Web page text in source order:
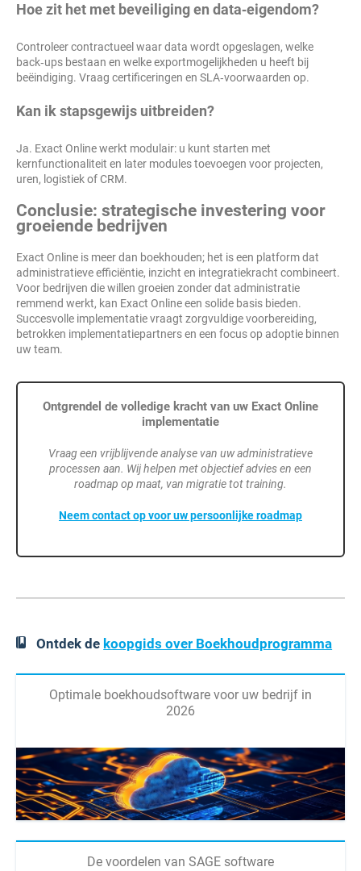
Hoe zit het met beveiliging en data‑eigendom?
Controleer contractueel waar data wordt opgeslagen, welke
back‑ups bestaan en welke exportmogelijkheden u heeft bij
beëindiging. Vraag certificeringen en SLA‑voorwaarden op.
Kan ik stapsgewijs uitbreiden?
Ja. Exact Online werkt modulair: u kunt starten met
kernfunctionaliteit en later modules toevoegen voor projecten,
uren, logistiek of CRM.
Conclusie: strategische investering voor
groeiende bedrijven
Exact Online is meer dan boekhouden; het is een platform dat
administratieve efficiëntie, inzicht en integratiekracht combineert.
Voor bedrijven die willen groeien zonder dat administratie
remmend werkt, kan Exact Online een solide basis bieden.
Succesvolle implementatie vraagt zorgvuldige voorbereiding,
betrokken implementatiepartners en een focus op adoptie binnen
uw team.
Ontgrendel de volledige kracht van uw Exact Online
implementatie
Vraag een vrijblijvende analyse van uw administratieve
processen aan. Wij helpen met objectief advies en een
roadmap op maat, van migratie tot training.
Neem contact op voor uw persoonlijke roadmap
Ontdek de koopgids over Boekhoudprogramma
Optimale boekhoudsoftware voor uw bedrijf in
2026
De voordelen van SAGE software